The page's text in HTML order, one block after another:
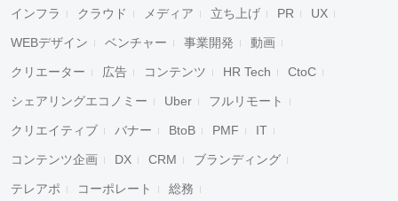
インフラ クラウド メディア 立ち上げ PR UX
WEBデザイン ベンチャー 事業開発 動画
クリエーター 広告 コンテンツ HR Tech CtoC
シェアリングエコノミー Uber フルリモート
クリエイティブ バナー BtoB PMF IT
コンテンツ企画 DX CRM ブランディング
テレアポ コーポレート 総務